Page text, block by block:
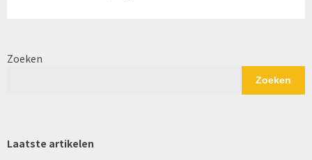
Zoeken
Zoeken
Laatste artikelen